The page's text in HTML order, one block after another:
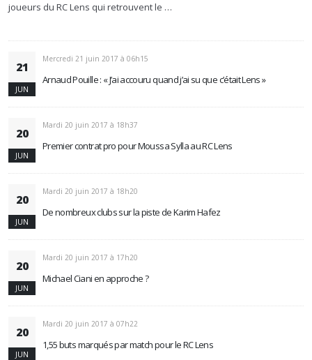
joueurs du RC Lens qui retrouvent le …
21
JUN
Mercredi 21 juin 2017 à 06h15
Arnaud Pouille : « J’ai accouru quand j’ai su que c’était Lens »
20
JUN
Mardi 20 juin 2017 à 18h37
Premier contrat pro pour Moussa Sylla au RC Lens
20
JUN
Mardi 20 juin 2017 à 18h20
De nombreux clubs sur la piste de Karim Hafez
20
JUN
Mardi 20 juin 2017 à 17h20
Michael Ciani en approche ?
20
JUN
Mardi 20 juin 2017 à 07h22
1,55 buts marqués par match pour le RC Lens